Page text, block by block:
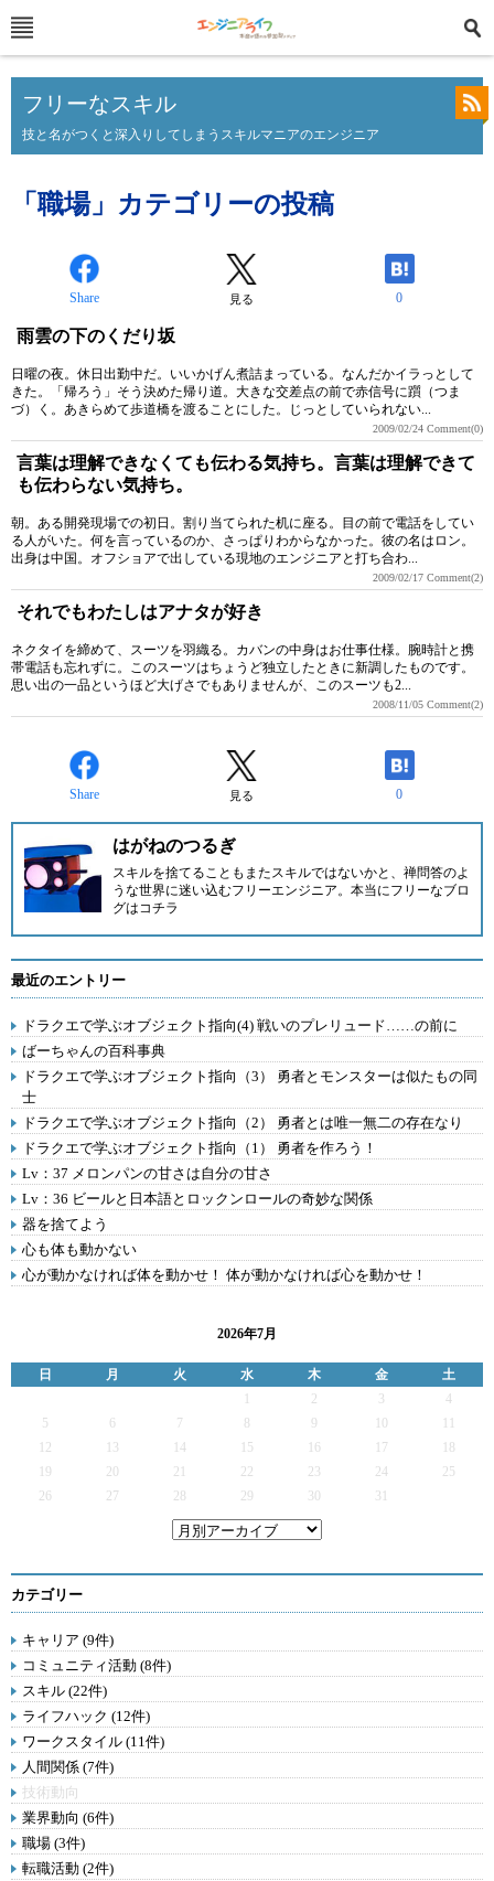
フリーなスキル
技と名がつくと深入りしてしまうスキルマニアのエンジニア
「職場」カテゴリーの投稿
Share 見る 0
雨雲の下のくだり坂
日曜の夜。休日出勤中だ。いいかげん煮詰まっている。なんだかイラっとして
きた。「帰ろう」そう決めた帰り道。大きな交差点の前で赤信号に躓（つま
づ）く。あきらめて歩道橋を渡ることにした。じっとしていられない...
2009/02/24 Comment(0)
言葉は理解できなくても伝わる気持ち。言葉は理解できて
も伝わらない気持ち。
朝。ある開発現場での初日。割り当てられた机に座る。目の前で電話をしてい
る人がいた。何を言っているのか、さっぱりわからなかった。彼の名はロン。
出身は中国。オフショアで出している現地のエンジニアと打ち合わ...
2009/02/17 Comment(2)
それでもわたしはアナタが好き
ネクタイを締めて、スーツを羽織る。カバンの中身はお仕事仕様。腕時計と携
帯電話も忘れずに。このスーツはちょうど独立したときに新調したものです。
思い出の一品というほど大げさでもありませんが、このスーツも2...
2008/11/05 Comment(2)
Share 見る 0
はがねのつるぎ
スキルを捨てることもまたスキルではないかと、禅問答のよ
うな世界に迷い込むフリーエンジニア。 本当にフリーなブロ
グはコチラ
最近のエントリー
ドラクエで学ぶオブジェクト指向(4) 戦いのプレリュード……の前に
ばーちゃんの百科事典
ドラクエで学ぶオブジェクト指向（3） 勇者とモンスターは似たもの同
士
ドラクエで学ぶオブジェクト指向（2） 勇者とは唯一無二の存在なり
ドラクエで学ぶオブジェクト指向（1） 勇者を作ろう！
Lv：37 メロンパンの甘さは自分の甘さ
Lv：36 ビールと日本語とロックンロールの奇妙な関係
器を捨てよう
心も体も動かない
心が動かなければ体を動かせ！ 体が動かなければ心を動かせ！
2026年7月
日 月 火 水 木 金
土
2 3
4
5
6 7 9
12
13 14 15 16 17
19
20 21 22 23 24
25
26
27 28 29 30 31
カテゴリー
キャリア (9件)
コミュニティ活動 (8件)
スキル (22件)
ライフハック (12件)
ワークスタイル (11件)
人間関係 (7件)
技術動向
業界動向 (6件)
職場 (3件)
転職活動 (2件)